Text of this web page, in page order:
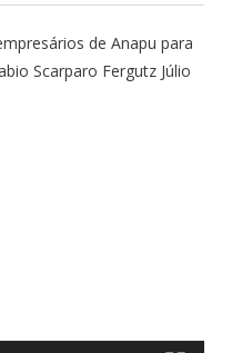
de Anapu para
Scarparo Fergutz Júlio